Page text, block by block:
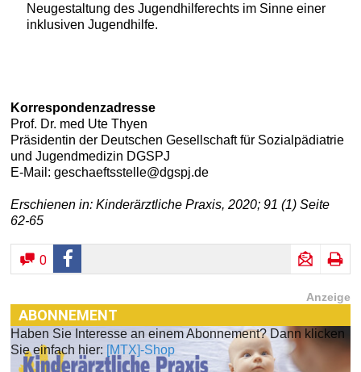
Neugestaltung des Jugendhilferechts im Sinne einer
inklusiven Jugendhilfe.
Korrespondenzadresse
Prof. Dr. med Ute Thyen
Präsidentin der Deutschen Gesellschaft für Sozialpädiatrie
und Jugendmedizin DGSPJ
E-Mail: geschaeftsstelle@dgspj.de
Erschienen in: Kinderärztliche Praxis, 2020; 91 (1) Seite
62-65
0
Anzeige
ABONNEMENT
Haben Sie Interesse an einem Abonnement? Dann klicken
Sie einfach hier: [MTX]-Shop
[MTX]-SHOP